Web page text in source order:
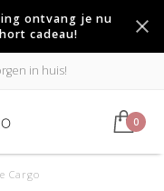
ontvang je nu
cadeau!
in huis!
0
Cargo